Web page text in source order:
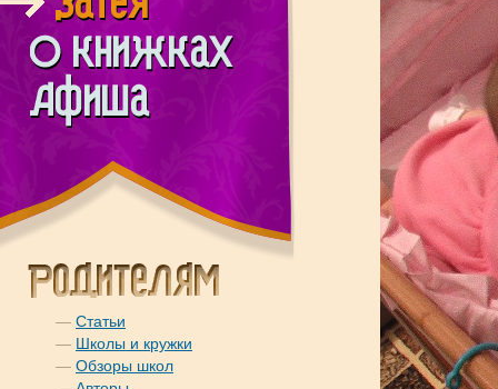
— Статьи
— Школы и кружки
— Обзоры школ